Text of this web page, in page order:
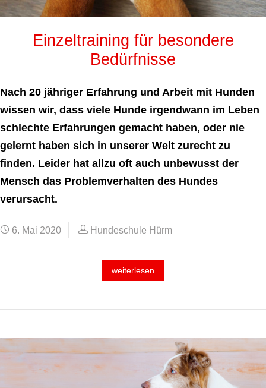
Einzeltraining für besondere
Bedürfnisse
Nach 20 jähriger Erfahrung und Arbeit mit Hunden
wissen wir, dass viele Hunde irgendwann im Leben
schlechte Erfahrungen gemacht haben, oder nie
gelernt haben sich in unserer Welt zurecht zu
finden. Leider hat allzu oft auch unbewusst der
Mensch das Problemverhalten des Hundes
verursacht.
6. Mai 2020 Hundeschule Hürm
weiterlesen